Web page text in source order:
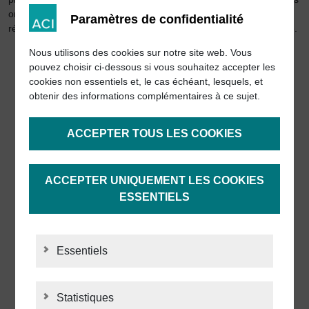
ont toujours existé. Mais l’étendue de nos activités rend ACI très
résistant aux fluctuations dans les différents segments de marché.
Paramètres de confidentialité
Nous utilisons des cookies sur notre site web. Vous
pouvez choisir ci-dessous si vous souhaitez accepter les
cookies non essentiels et, le cas échéant, lesquels, et
obtenir des informations complémentaires à ce sujet.
ACCEPTER TOUS LES COOKIES
ACCEPTER UNIQUEMENT LES COOKIES
ESSENTIELS
Essentiels
Statistiques